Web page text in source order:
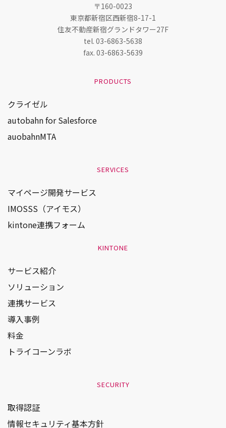
〒160-0023
東京都新宿区西新宿8-17-1
住友不動産新宿グランドタワー27F
tel. 03-6863-5638
fax. 03-6863-5639
PRODUCTS
クライゼル
autobahn for Salesforce
auobahnMTA
SERVICES
マイページ開発サービス
IMOSSS（アイモス）
kintone連携フォーム
KINTONE
サービス紹介
ソリューション
連携サービス
導入事例
料金
トライコーンラボ
SECURITY
取得認証
情報セキュリティ基本方針